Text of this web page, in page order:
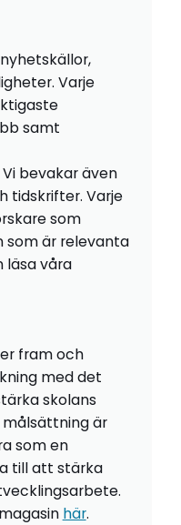
Varje
samt
Vi bevakar även
tidskrifter. Varje
som
som är relevanta
läsa våra
fram och
med det
skolans
är
som en
till att stärka
här.